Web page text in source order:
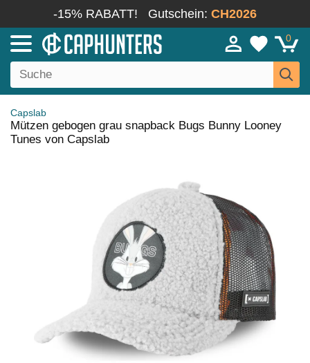
-15% RABATT! Gutschein: CH2026
0
Capslab
Mützen gebogen grau snapback Bugs Bunny Looney
Tunes von Capslab